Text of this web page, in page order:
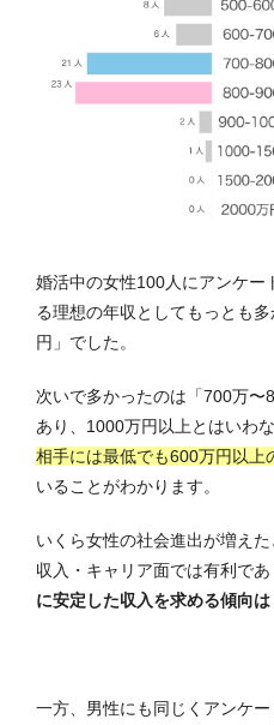
婚活中の女性100人にアンケー
る理想の年収としてもっとも
円」でした。
次いで多かったのは「700万
あり、1000万円以上とはいわな
相手には最低でも600万円以上
いることがわかります。
いくら女性の社会進出が増え
収入・キャリア面では有利で
に安定した収入を求める傾向は
一方、男性にも同じくアンケ